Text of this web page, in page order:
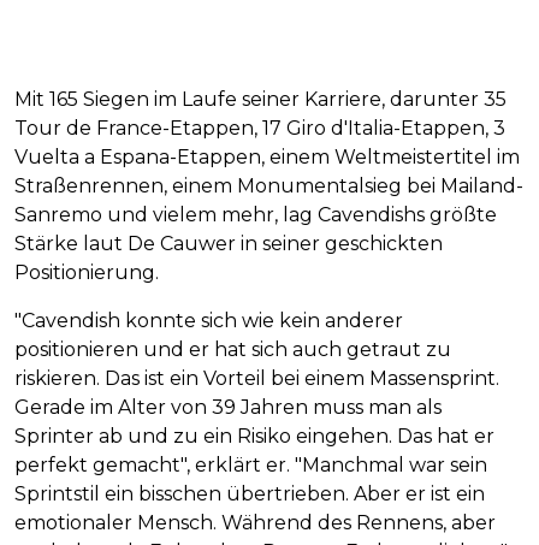
Mit 165 Siegen im Laufe seiner Karriere, darunter 35
Tour de France-Etappen, 17 Giro d'Italia-Etappen, 3
Vuelta a Espana-Etappen, einem Weltmeistertitel im
Straßenrennen, einem Monumentalsieg bei Mailand-
Sanremo und vielem mehr, lag Cavendishs größte
Stärke laut De Cauwer in seiner geschickten
Positionierung.
"Cavendish konnte sich wie kein anderer
positionieren und er hat sich auch getraut zu
riskieren. Das ist ein Vorteil bei einem Massensprint.
Gerade im Alter von 39 Jahren muss man als
Sprinter ab und zu ein Risiko eingehen. Das hat er
perfekt gemacht", erklärt er. "Manchmal war sein
Sprintstil ein bisschen übertrieben. Aber er ist ein
emotionaler Mensch. Während des Rennens, aber